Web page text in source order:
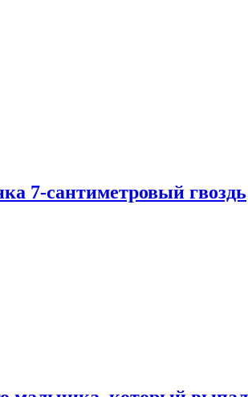
7-сантиметровый гвоздь